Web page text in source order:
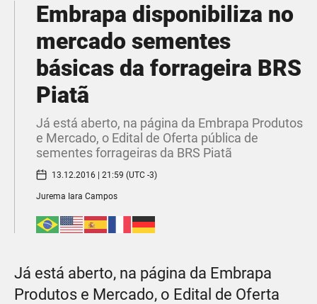
Embrapa disponibiliza no
mercado sementes
básicas da forrageira BRS
Piatã
Já está aberto, na página da Embrapa Produtos
e Mercado, o Edital de Oferta pública de
sementes forrageiras da BRS Piatã
13.12.2016 | 21:59 (UTC -3)
Jurema Iara Campos
Já está aberto, na página da Embrapa
Produtos e Mercado, o Edital de Oferta